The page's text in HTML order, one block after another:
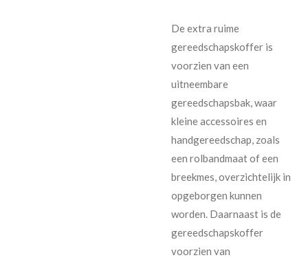
De extra ruime
gereedschapskoffer is
voorzien van een
uitneembare
gereedschapsbak, waar
kleine accessoires en
handgereedschap, zoals
een rolbandmaat of een
breekmes, overzichtelijk in
opgeborgen kunnen
worden. Daarnaast is de
gereedschapskoffer
voorzien van